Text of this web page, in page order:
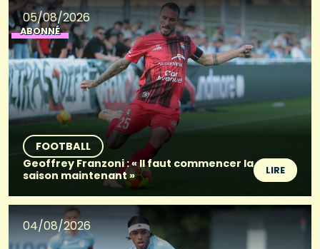
05/08/2026
ABONNÉ
FOOTBALL
Geoffrey Franzoni : « Il faut commencer la
saison maintenant »
LIRE
04/08/2026